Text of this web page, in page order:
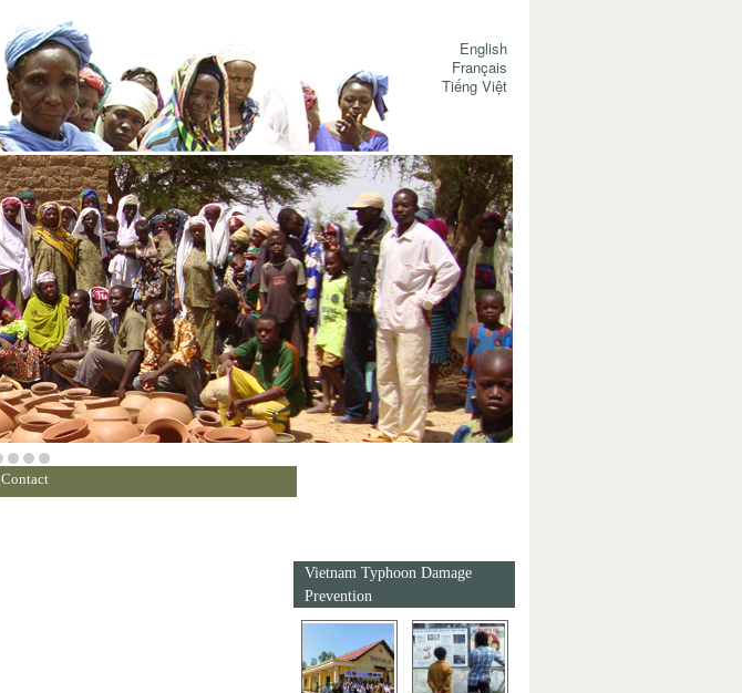
English
Français
Tiếng Việt
Contact
Vietnam Typhoon Damage
Prevention